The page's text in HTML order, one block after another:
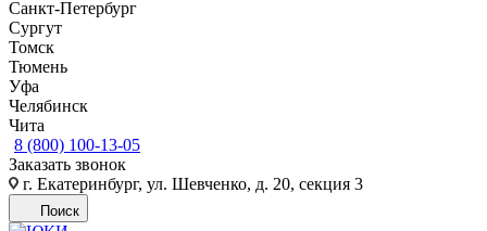
Санкт-Петербург
Сургут
Томск
Тюмень
Уфа
Челябинск
Чита
8 (800) 100-13-05
Заказать звонок
г. Екатеринбург, ул. Шевченко, д. 20, секция 3
Поиск